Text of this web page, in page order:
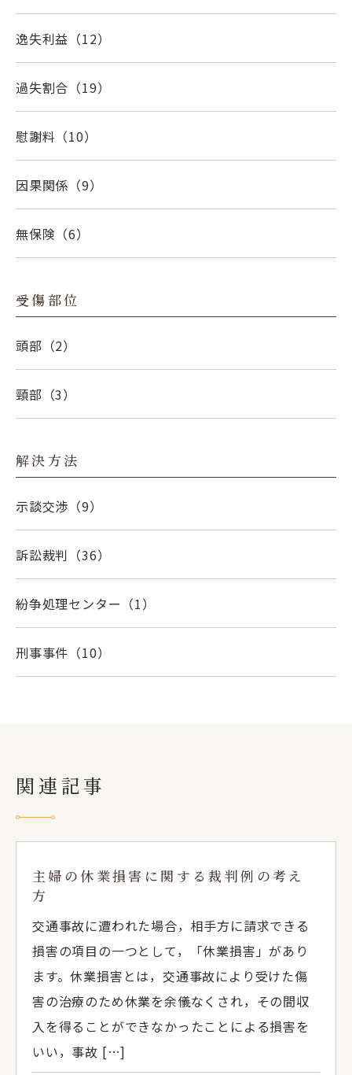
逸失利益 （12）
過失割合 （19）
慰謝料 （10）
因果関係 （9）
無保険 （6）
受傷部位
頭部 （2）
頸部 （3）
解決方法
示談交渉 （9）
訴訟裁判 （36）
紛争処理センター （1）
刑事事件 （10）
関連記事
主婦の休業損害に関する裁判例の考え
方
交通事故に遭われた場合，相手方に請求できる
損害の項目の一つとして，「休業損害」があり
ます。休業損害とは，交通事故により受けた傷
害の治療のため休業を余儀なくされ，その間収
入を得ることができなかったことによる損害を
いい，事故 […]